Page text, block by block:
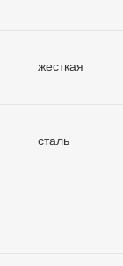
жесткая
сталь